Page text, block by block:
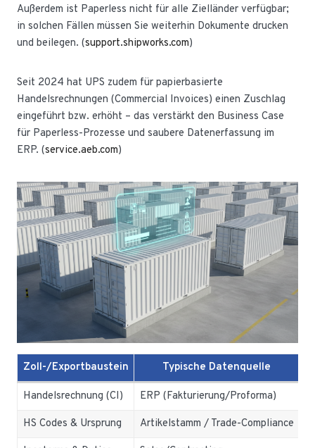
Außerdem ist Paperless nicht für alle Zielländer verfügbar;
in solchen Fällen müssen Sie weiterhin Dokumente drucken
und beilegen. (support.shipworks.com)
Seit 2024 hat UPS zudem für papierbasierte
Handelsrechnungen (Commercial Invoices) einen Zuschlag
eingeführt bzw. erhöht – das verstärkt den Business Case
für Paperless-Prozesse und saubere Datenerfassung im
ERP. (service.aeb.com)
Zoll-/Exportbaustein Typische Datenquelle
Handelsrechnung (CI) ERP (Fakturierung/Proforma)
HS Codes & Ursprung Artikelstamm / Trade-Compliance